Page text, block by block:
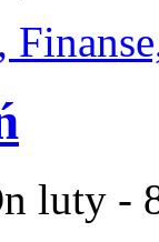
luty -